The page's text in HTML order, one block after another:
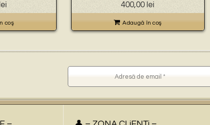
lei
coş
400,00 lei
Adaugă în coş